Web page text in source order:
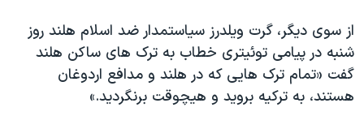
از سوی دیگر، گرت ویلدرز سیاستمدار ضد اسلام هلند روز
شنبه در پیامی توئیتری خطاب به ترک های ساکن هلند
گفت «تمام ترک هایی که در هلند و مدافع اردوغان
هستند، به ترکیه بروید و هیچوقت برنگردید.»